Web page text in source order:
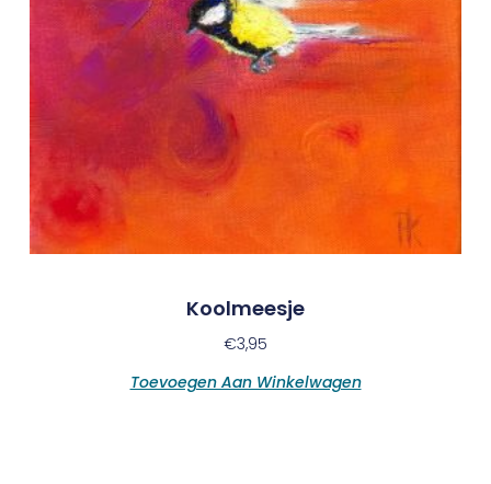
Koolmeesje
€3,95
Toevoegen Aan Winkelwagen